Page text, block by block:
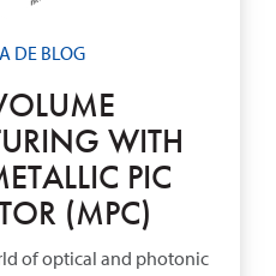
DE BLOG
WITH
PIC
(MPC)
of optical and photonic